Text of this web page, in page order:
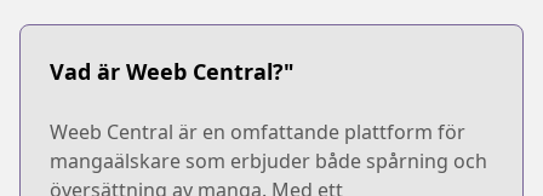
Vad är Weeb Central?"
Weeb Central är en omfattande plattform för
mangaälskare som erbjuder både spårning och
översättning av manga. Med ett